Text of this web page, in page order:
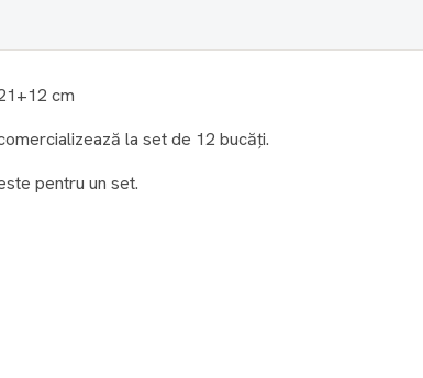
cm
la set de 12 bucăți.
pentru un set.